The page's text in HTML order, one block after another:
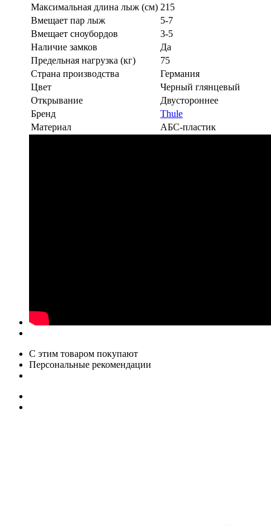
Максимальная длина лыж (см) 215
Вмещает пар лыж
5-7
Вмещает сноубордов
3-5
Наличие замков
Да
Предельная нагрузка (кг)
75
Страна производства
Германия
Цвет
Черный глянцевый
Открывание
Двустороннее
Бренд
Thule
Материал
АБС-пластик
С этим товаром покупают
Персональные рекомендации